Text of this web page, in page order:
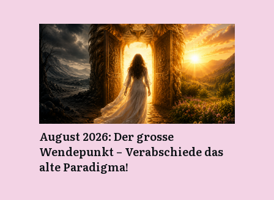
August 2026: Der grosse
Wendepunkt – Verabschiede das
alte Paradigma!